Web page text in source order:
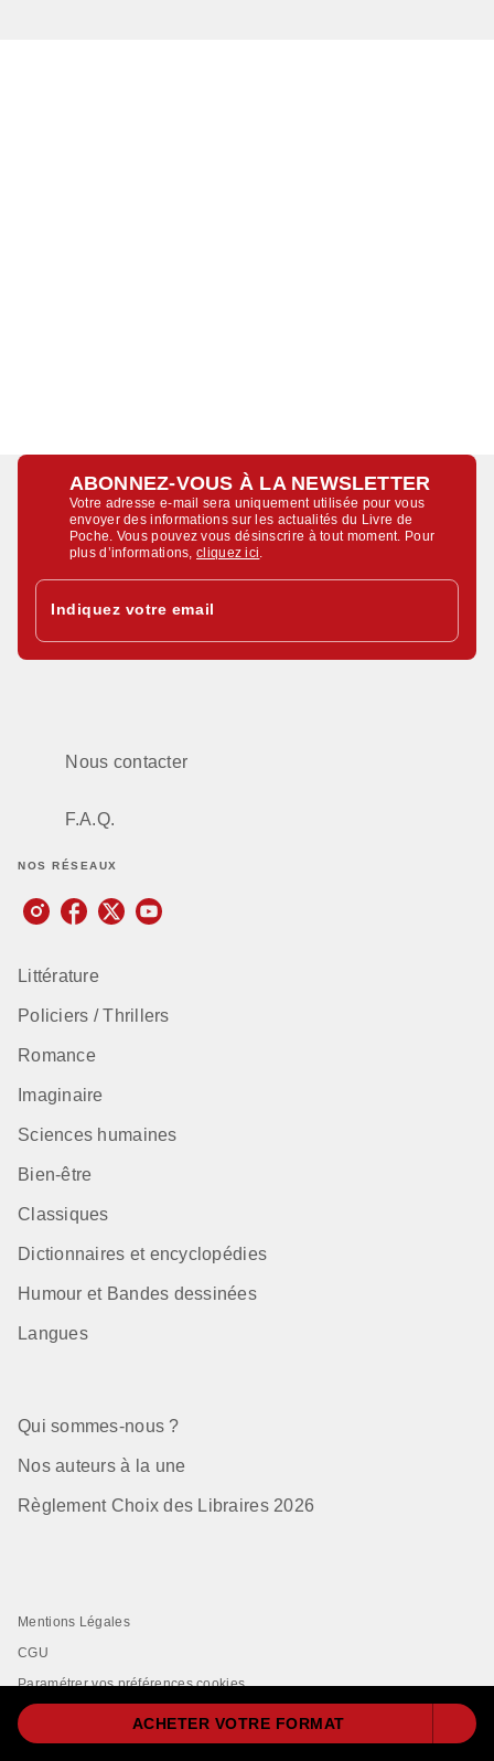
ACHETER VOTRE FORMAT
ABONNEZ-VOUS À LA NEWSLETTER
Votre adresse e-mail sera uniquement utilisée pour vous
envoyer des informations sur les actualités du Livre de
Poche. Vous pouvez vous désinscrire à tout moment. Pour
plus d’informations,cliquez ici
Indiquez votre email
Nous contacter
F.A.Q.
NOS RÉSEAUX
Littérature
Policiers / Thrillers
Romance
Imaginaire
Sciences humaines
Bien-être
Classiques
Dictionnaires et encyclopédies
Humour et Bandes dessinées
Langues
Qui sommes-nous ?
Nos auteurs à la une
Règlement Choix des Libraires 2026
Mentions Légales
CGU
Paramétrer vos préférences cookies
Données Personnelles
Charte de Référencement